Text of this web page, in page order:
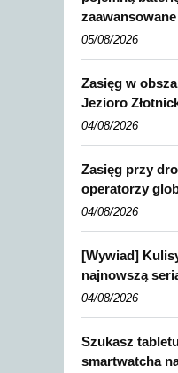
05/08/2026
Zasięg w
Jezioro
04/08/2026
Zasięg przy
operatorzy
04/08/2026
[Wywiad]
najnowszą
04/08/2026
Szukasz
smartwatcha